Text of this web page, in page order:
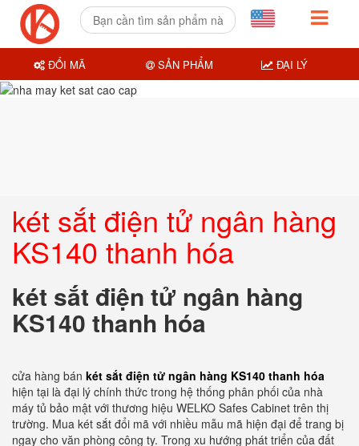
két sắt điện tử ngân hàng
KS140 thanh hóa
két sắt điện tử ngân hàng
KS140 thanh hóa
cửa hàng bán két sắt điện tử ngân hàng KS140 thanh hóa
hiện tại là đại lý chính thức trong hệ thống phân phối của nhà
máy tủ bảo mật với thương hiệu WELKO Safes Cabinet trên thị
trường. Mua két sắt đổi mã với nhiều mẫu mã hiện đại để trang bị
ngay cho văn phòng công ty. Trong xu hướng phát triển của đất
ĐỔI MÃ SẢN PHẨM ĐẠI LÝ